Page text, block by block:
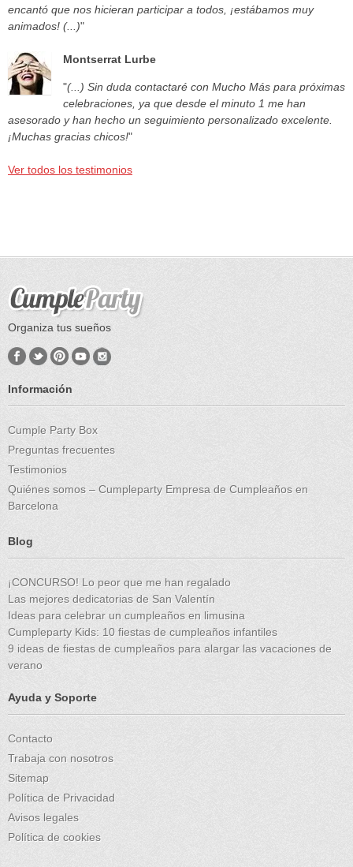
encantó que nos hicieran participar a todos, ¡estábamos muy
animados! (...)"
Montserrat Lurbe
"(...) Sin duda contactaré con Mucho Más para próximas
celebraciones, ya que desde el minuto 1 me han
asesorado y han hecho un seguimiento personalizado excelente.
¡Muchas gracias chicos!"
Ver todos los testimonios
Organiza tus sueños
Información
Cumple Party Box
Preguntas frecuentes
Testimonios
Quiénes somos – Cumpleparty Empresa de Cumpleaños en
Barcelona
Blog
¡CONCURSO! Lo peor que me han regalado
Las mejores dedicatorias de San Valentín
Ideas para celebrar un cumpleaños en limusina
Cumpleparty Kids: 10 fiestas de cumpleaños infantiles
9 ideas de fiestas de cumpleaños para alargar las vacaciones de
verano
Ayuda y Soporte
Contacto
Trabaja con nosotros
Sitemap
Política de Privacidad
Avisos legales
Política de cookies